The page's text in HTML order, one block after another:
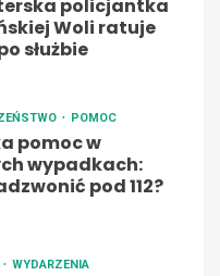
policjantka
Woli ratuje
służbie
POMOC
pomoc w
wypadkach:
pod 112?
WYDARZENIA